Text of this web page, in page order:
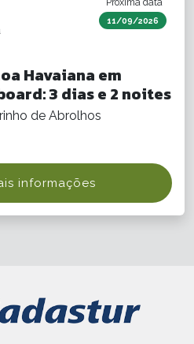
11/09/2026
Havaiana em
3 dias e 2 noites
de Abrolhos
informações